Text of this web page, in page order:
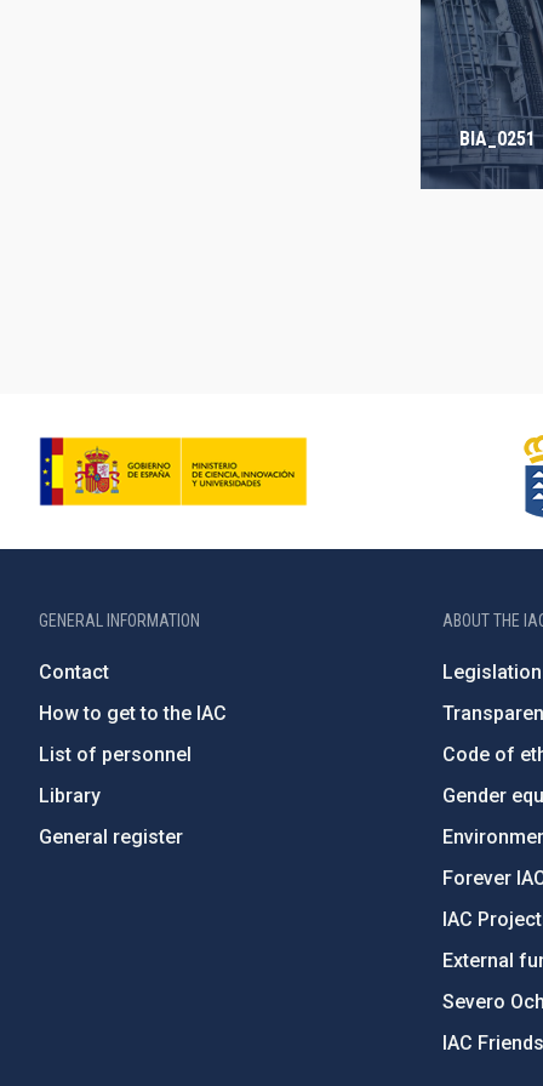
BIA_0251
GENERAL INFORMATION
Contact
How to get to the IAC
List of personnel
Library
General register
ABOUT THE
Legislation
Code of
Gender
Forever
IAC
External
Severo
IAC Friends